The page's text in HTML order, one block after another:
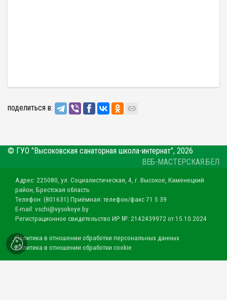
поделиться в:
© ГУО "Высоковская санаторная школа-интернат", 2026
ВЕБ-МАСТЕРСКАЯ.БЕЛ
Адрес: 225080, ул. Социалистическая, 4, г. Высокое, Каменецкий
район, Брестская область
Телефон: (801631) Приёмная: телефон/факс 71 5 39
E-mail: vschi@vysokoye.by
Регистрационное свидетельство ИР №: 2142439972 от 15.10.2024
Политика в отношении обработки персональных данных
Политика в отношении обработки cookie